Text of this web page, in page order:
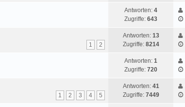
Antworten: 4
Zugriffe: 643
1 2
Antworten: 13
Zugriffe: 8214
Antworten: 1
Zugriffe: 720
1 2 3 4 5
Antworten: 41
Zugriffe: 7449